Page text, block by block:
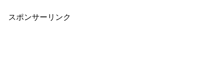
スポンサーリンク